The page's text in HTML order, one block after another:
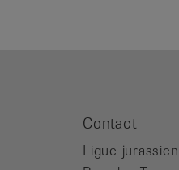
Contact
Ligue